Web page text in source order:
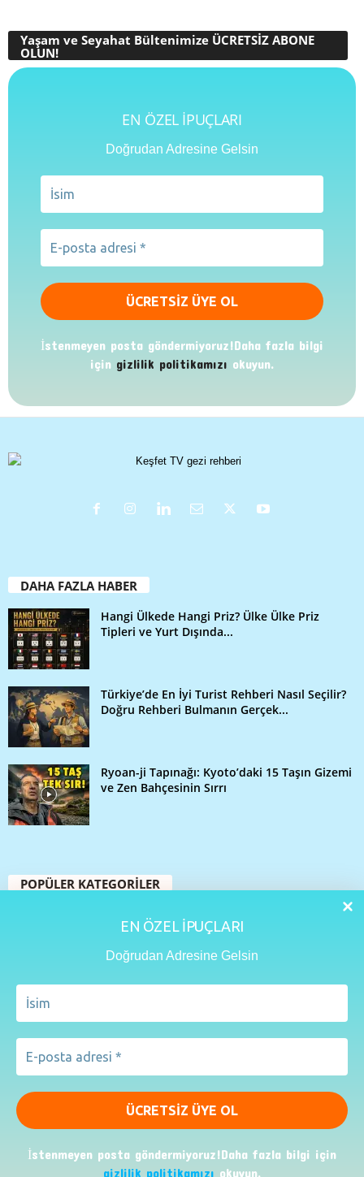
EN ÖZEL İPUÇLARI
Doğrudan Adresine Gelsin
İstenmeyen posta göndermiyoruz!Daha fazla bilgi için
gizlilik politikamızı okuyun.
Yaşam ve Seyahat Bültenimize ÜCRETSİZ ABONE
OLUN!
EN ÖZEL İPUÇLARI
Doğrudan Adresine Gelsin
İstenmeyen posta göndermiyoruz!Daha fazla bilgi
için gizlilik politikamızı okuyun.
DAHA FAZLA HABER
Hangi Ülkede Hangi Priz? Ülke Ülke Priz
Tipleri ve Yurt Dışında...
Türkiye’de En İyi Turist Rehberi Nasıl Seçilir?
Doğru Rehberi Bulmanın Gerçek...
Ryoan-ji Tapınağı: Kyoto’daki 15 Taşın Gizemi
ve Zen Bahçesinin Sırrı
POPÜLER KATEGORİLER
109
Seyahat İpuçları
Gezi Rehberleri
Lezzet Rehberi
Reklam
Site Haritası Gezi Rehberleri
Keşfet TV YouTube